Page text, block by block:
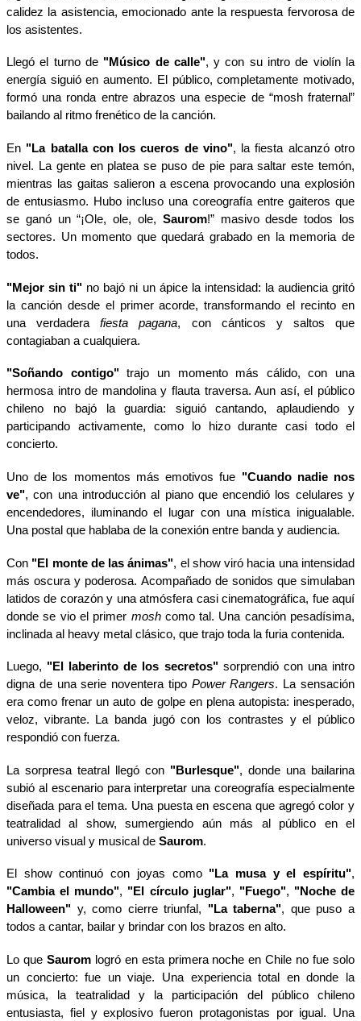
calidez la asistencia, emocionado ante la respuesta fervorosa de
los asistentes.
Llegó el turno de "Músico de calle", y con su intro de violín la
energía siguió en aumento. El público, completamente motivado,
formó una ronda entre abrazos una especie de “mosh fraternal”
bailando al ritmo frenético de la canción.
En "La batalla con los cueros de vino", la fiesta alcanzó otro
nivel. La gente en platea se puso de pie para saltar este temón,
mientras las gaitas salieron a escena provocando una explosión
de entusiasmo. Hubo incluso una coreografía entre gaiteros que
se ganó un “¡Ole, ole, ole, Saurom!” masivo desde todos los
sectores. Un momento que quedará grabado en la memoria de
todos.
"Mejor sin ti" no bajó ni un ápice la intensidad: la audiencia gritó
la canción desde el primer acorde, transformando el recinto en
una verdaderafiesta pagana, con cánticos y saltos que
contagiaban a cualquiera.
"Soñando contigo"trajo un momento más cálido, con una
hermosa intro de mandolina y flauta traversa. Aun así, el público
chileno no bajó la guardia: siguió cantando, aplaudiendo y
participando activamente, como lo hizo durante casi todo el
concierto.
Uno de los momentos más emotivos fue "Cuando nadie nos
ve", con una introducción al piano que encendió los celulares y
encendedores, iluminando el lugar con una mística inigualable.
Una postal que hablaba de la conexión entre banda y audiencia.
Con "El monte de las ánimas", el show viró hacia una intensidad
más oscura y poderosa. Acompañado de sonidos que simulaban
latidos de corazón y una atmósfera casi cinematográfica, fue aquí
donde se vio el primer moshcomo tal. Una canción pesadísima,
inclinada al heavy metal clásico, que trajo toda la furia contenida.
Luego, "El laberinto de los secretos"sorprendió con una intro
digna de una serie noventera tipo Power Rangers. La sensación
era como frenar un auto de golpe en plena autopista: inesperado,
veloz, vibrante. La banda jugó con los contrastes y el público
respondió con fuerza.
La sorpresa teatral llegó con "Burlesque", donde una bailarina
subió al escenario para interpretar una coreografía especialmente
diseñada para el tema. Una puesta en escena que agregó color y
teatralidad al show, sumergiendo aún más al público en el
universo visual y musical de Saurom.
El show continuó con joyas como "La musa y el espíritu",
"Cambia el mundo", "El círculo juglar", "Fuego", "Noche de
Halloween" y, como cierre triunfal, "La taberna", que puso a
todos a cantar, bailar y brindar con los brazos en alto.
Lo que Sauromlogró en esta primera noche en Chile no fue solo
un concierto: fue un viaje. Una experiencia total en donde la
música, la teatralidad y la participación del público chileno
entusiasta, fiel y explosivo fueron protagonistas por igual. Una